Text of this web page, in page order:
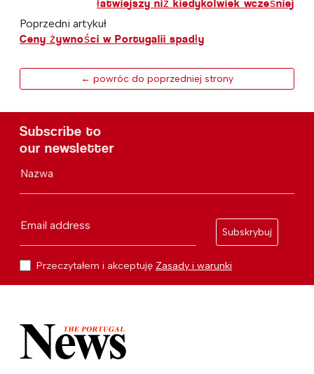
łatwiejszy niż kiedykolwiek wcześniej
Poprzedni artykuł
Ceny żywności w Portugalii spadły
← powróc do poprzedniej strony
Subscribe to
our newsletter
Nazwa
Email address
Subskrybuj
Przeczytałem i akceptuję Zasady i warunki